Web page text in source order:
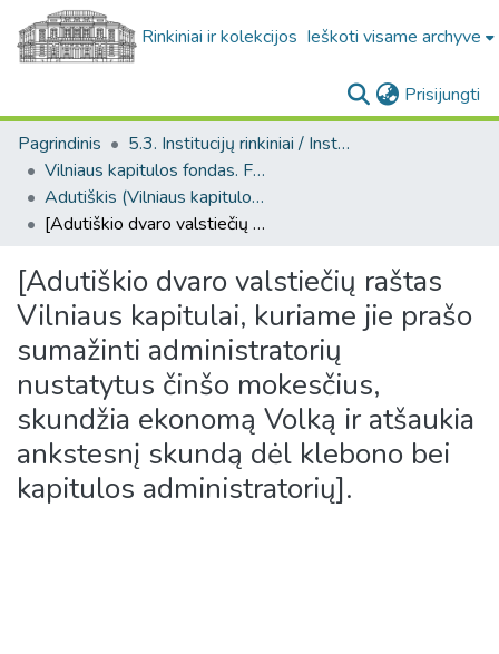
Rinkiniai ir kolekcijos Ieškoti visame archyve
Prisijungti
Pagrindinis
5.3. Institucijų rinkiniai / Institutional collections
Vilniaus kapitulos fondas. F43
Adutiškis (Vilniaus kapitulos fondas. F43. Bažnytinės valdos)
[Adutiškio dvaro valstiečių raštas Vilniaus kapitulai, kuriame jie prašo sumažinti administratorių nustatytus činšo mokesčius, skundžia ekonomą Volką ir atšaukia ankstesnį skundą dėl klebono bei kapitulos administratorių].
[Adutiškio dvaro valstiečių raštas
Vilniaus kapitulai, kuriame jie prašo
sumažinti administratorių
nustatytus činšo mokesčius,
skundžia ekonomą Volką ir atšaukia
ankstesnį skundą dėl klebono bei
kapitulos administratorių].